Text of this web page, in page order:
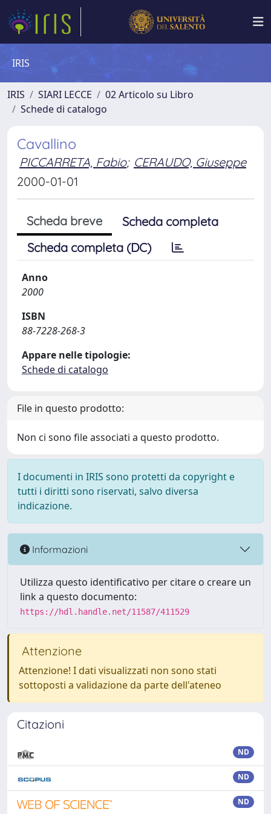
IRIS
IRIS SIARI LECCE
02 Articolo su Libro
Schede di catalogo
Cavallino
PICCARRETA, Fabio; CERAUDO, Giuseppe
2000-01-01
Scheda breve
Scheda completa
Scheda completa (DC)
Anno
2000
ISBN
88-7228-268-3
Appare nelle tipologie:
Schede di catalogo
File in questo prodotto:
Non ci sono file associati a questo prodotto.
I documenti in IRIS sono protetti da copyright e
tutti i diritti sono riservati, salvo diversa
indicazione.
Informazioni
Utilizza questo identificativo per citare o creare un
link a questo documento:
https://hdl.handle.net/11587/411529
Attenzione
Attenzione! I dati visualizzati non sono stati
sottoposti a validazione da parte dell'ateneo
Citazioni
ND
ND
ND